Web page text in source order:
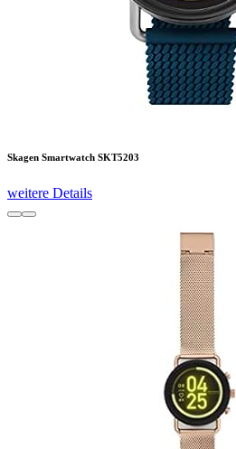
Skagen Smartwatch SKT5203
weitere Details